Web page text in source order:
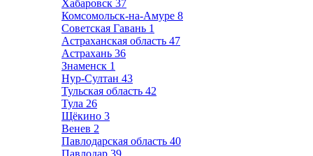
Хабаровск 37
Комсомольск-на-Амуре 8
Советская Гавань 1
Астраханская область 47
Астрахань 36
Знаменск 1
Нур-Султан 43
Тульская область 42
Тула 26
Щёкино 3
Венев 2
Павлодарская область 40
Павлодар 39